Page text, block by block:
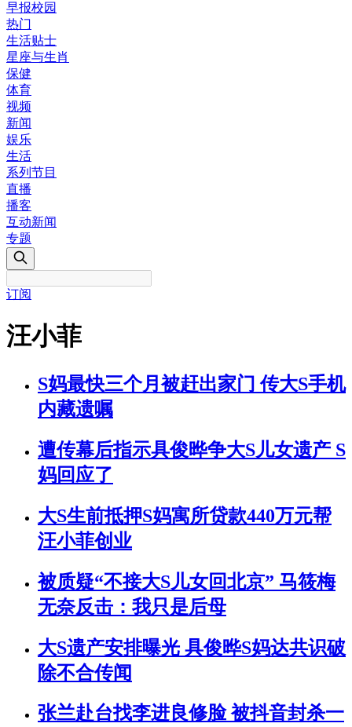
早报校园
热门
生活贴士
星座与生肖
保健
体育
视频
新闻
娱乐
生活
系列节目
直播
播客
互动新闻
专题
订阅
汪小菲
S妈最快三个月被赶出家门 传大S手机
内藏遗嘱
遭传幕后指示具俊晔争大S儿女遗产 S
妈回应了
大S生前抵押S妈寓所贷款440万元帮
汪小菲创业
被质疑“不接大S儿女回北京” 马筱梅
无奈反击：我只是后母
大S遗产安排曝光 具俊晔S妈达共识破
除不合传闻
张兰赴台找李进良修脸 被抖音封杀一